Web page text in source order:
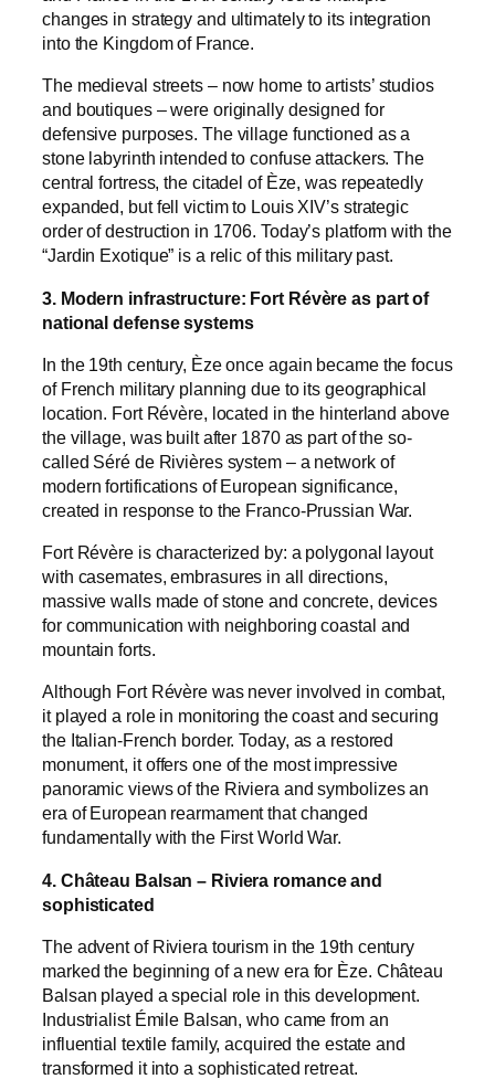
changes in strategy and ultimately to its integration
into the Kingdom of France.
The medieval streets – now home to artists’ studios
and boutiques – were originally designed for
defensive purposes. The village functioned as a
stone labyrinth intended to confuse attackers. The
central fortress, the citadel of Èze, was repeatedly
expanded, but fell victim to Louis XIV’s strategic
order of destruction in 1706. Today’s platform with the
“Jardin Exotique” is a relic of this military past.
3. Modern infrastructure: Fort Révère as part of
national defense systems
In the 19th century, Èze once again became the focus
of French military planning due to its geographical
location. Fort Révère, located in the hinterland above
the village, was built after 1870 as part of the so-
called Séré de Rivières system – a network of
modern fortifications of European significance,
created in response to the Franco-Prussian War.
Fort Révère is characterized by: a polygonal layout
with casemates, embrasures in all directions,
massive walls made of stone and concrete, devices
for communication with neighboring coastal and
mountain forts.
Although Fort Révère was never involved in combat,
it played a role in monitoring the coast and securing
the Italian-French border. Today, as a restored
monument, it offers one of the most impressive
panoramic views of the Riviera and symbolizes an
era of European rearmament that changed
fundamentally with the First World War.
4. Château Balsan – Riviera romance and
sophisticated
The advent of Riviera tourism in the 19th century
marked the beginning of a new era for Èze. Château
Balsan played a special role in this development.
Industrialist Émile Balsan, who came from an
influential textile family, acquired the estate and
transformed it into a sophisticated retreat.